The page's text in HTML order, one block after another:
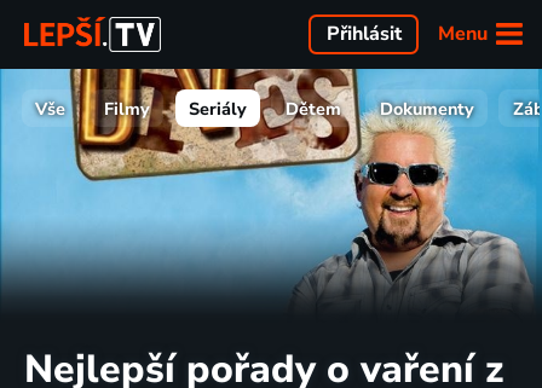
Menu
Přihlásit
Vše Filmy Seriály Dětem Dokumenty
Nejlepší pořady o vaření z